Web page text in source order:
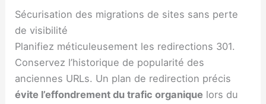
Sécurisation des migrations de sites sans perte
de visibilité
Planifiez méticuleusement les redirections 301.
Conservez l’historique de popularité des
anciennes URLs. Un plan de redirection précis
évite l’effondrement du trafic organique lors du